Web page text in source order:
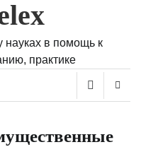
в помощь к
практике